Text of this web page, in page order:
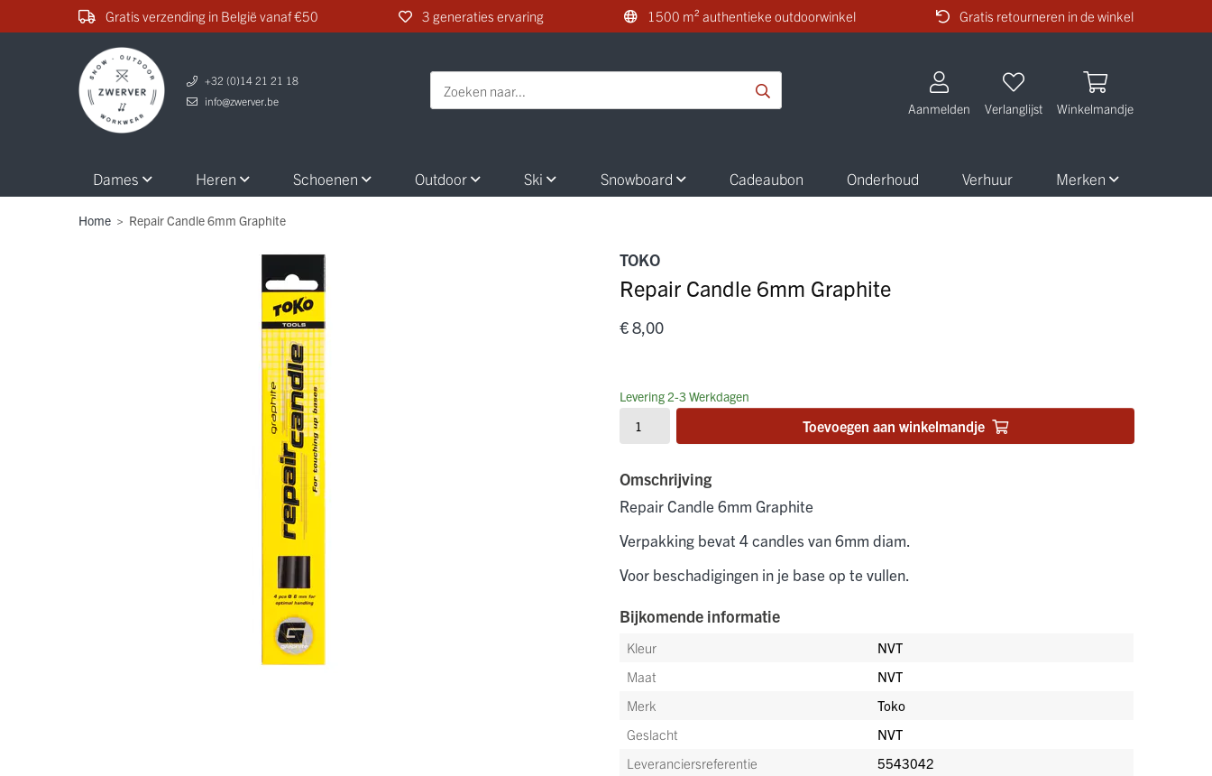
Gratis verzending in België vanaf €50 3 generaties ervaring 1500 m² authentieke outdoorwinkel Gratis retourneren in de winkel
+32 (0)14 21 21 18
info@zwerver.be
Aanmelden Verlanglijst Winkelmandje
Dames Heren Schoenen Outdoor Ski Snowboard Cadeaubon Onderhoud Verhuur Merken
Home > Repair Candle 6mm Graphite
TOKO
Repair Candle 6mm Graphite
€ 8,00
Levering 2-3 Werkdagen
Toevoegen aan winkelmandje
Omschrijving
Repair Candle 6mm Graphite
Verpakking bevat 4 candles van 6mm diam.
Voor beschadigingen in je base op te vullen.
Bijkomende informatie
Kleur
NVT
Maat
NVT
Merk
Toko
Geslacht
NVT
Leveranciersreferentie
5543042